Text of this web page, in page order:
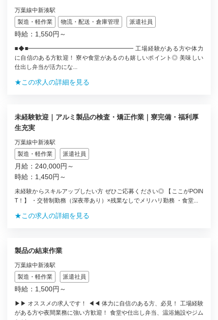
万葉線中新湊駅
製造・軽作業
物流・配送・倉庫管理 派遣社員
時給：1,550円～
■◆■━━━━━━━━━━━━━━━━━━ 工場経験がある方や体力
に自信のある方歓迎！ 寮や食堂があるのも嬉しいポイント◎ 美味しい
仕出し弁当が活力にな...
★この求人の詳細を見る
未経験歓迎｜アルミ製品の検査・矯正作業｜寮完備・福利厚
生充実
万葉線中新湊駅
製造・軽作業
派遣社員
月給：240,000円～
時給：1,450円～
未経験からスキルアップしたい方 ぜひご応募ください◎ 【ここがPOIN
T！】 ・交替制勤務（深夜帯あり）×残業なしでメリハリ勤務 ・食堂...
★この求人の詳細を見る
製品の結束作業
万葉線中新湊駅
製造・軽作業
派遣社員
時給：1,500円～
▶▶ オススメの求人です！ ◀◀ 体力に自信のある方、必見！ 工場経験
がある方や夜間業務に強い方歓迎！ 食堂や仕出し弁当、温浴施設やジム